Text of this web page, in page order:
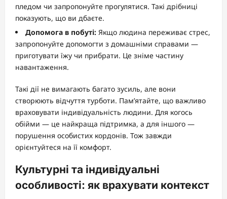
пледом чи запропонуйте прогулятися. Такі дрібниці
показують, що ви дбаєте.
Допомога в побуті: Якщо людина переживає стрес,
запропонуйте допомогти з домашніми справами —
приготувати їжу чи прибрати. Це зніме частину
навантаження.
Такі дії не вимагають багато зусиль, але вони
створюють відчуття турботи. Пам’ятайте, що важливо
враховувати індивідуальність людини. Для когось
обійми — це найкраща підтримка, а для іншого —
порушення особистих кордонів. Тож завжди
орієнтуйтеся на її комфорт.
Культурні та індивідуальні
особливості: як врахувати контекст